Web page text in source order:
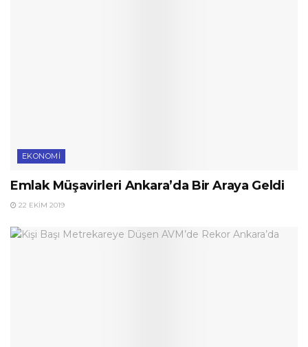
EKONOMI
Emlak Müşavirleri Ankara’da Bir Araya Geldi
22 EKIM 2019